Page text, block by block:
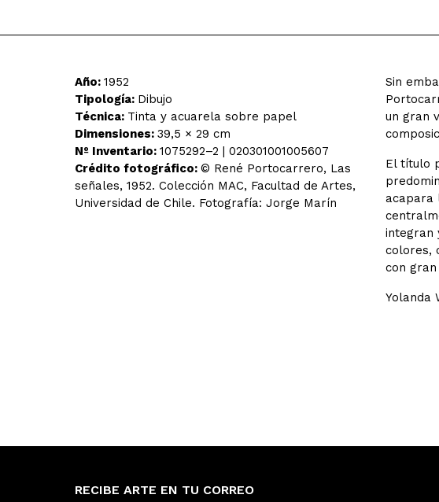
Año: 1952
Tipología: Dibujo
Técnica: Tinta y acuarela sobre papel
Dimensiones: 39,5 × 29 cm
Nº Inventario: 1075292–2 | 020301001005607
Crédito fotográfico: © René Portocarrero, Las
señales, 1952. Colección MAC, Facultad de Artes,
Universidad de Chile. Fotografía: Jorge Marín
Sin
un gran
El título
acapara
integran
colores,
con
Yolanda
RECIBE ARTE EN TU CORREO